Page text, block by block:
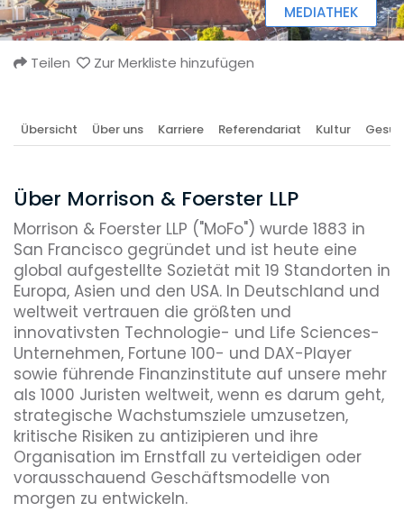
Teilen Zur Merkliste hinzufügen
MEDIATHEK
Übersicht Über uns Karriere Referendariat Kultur
Über Morrison & Foerster LLP
Morrison & Foerster LLP ("MoFo") wurde 1883 in
San Francisco gegründet und ist heute eine
global aufgestellte Sozietät mit 19 Standorten in
Europa, Asien und den USA. In Deutschland und
weltweit vertrauen die größten und
innovativsten Technologie- und Life Sciences-
Unternehmen, Fortune 100- und DAX-Player
sowie führende Finanzinstitute auf unsere mehr
als 1000 Juristen weltweit, wenn es darum geht,
strategische Wachstumsziele umzusetzen,
kritische Risiken zu antizipieren und ihre
Organisation im Ernstfall zu verteidigen oder
vorausschauend Geschäftsmodelle von
morgen zu entwickeln.